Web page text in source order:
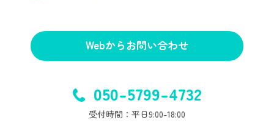
Webからお問い合わせ
050-5799-4732
受付時間：平日9:00-18:00